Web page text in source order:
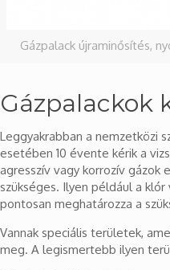
Gázpalack újraminősítés,
Gázpalackok
Leggyakrabban a nemzetközi
esetében 10 évente kérik a
agresszív vagy korrozív gázok
szükséges. Ilyen például a klór
pontosan meghatározza a
Vannak speciális területek,
meg. A legismertebb ilyen